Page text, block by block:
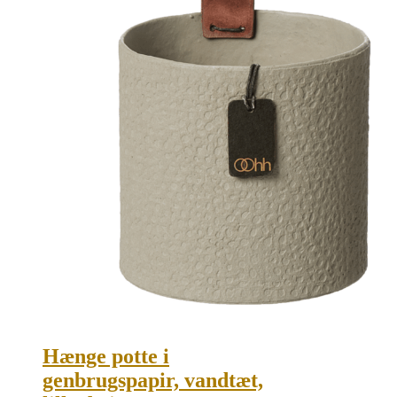
Hænge potte i
genbrugspapir, vandtæt,